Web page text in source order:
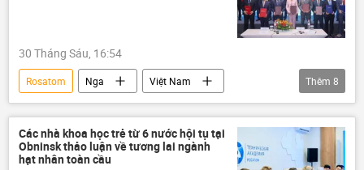
30 Tháng Sáu, 16:54
Rosatom Nga
Việt Nam
Đông Nam Á
Hợp tác Nga-Việt
Chính trị
Thế giới
Petrovietnam
dầu khí
Thêm 8
Các nhà khoa học trẻ từ 6 nước hội tụ tại
Obninsk thảo luận về tương lai ngành
hạt nhân toàn cầu